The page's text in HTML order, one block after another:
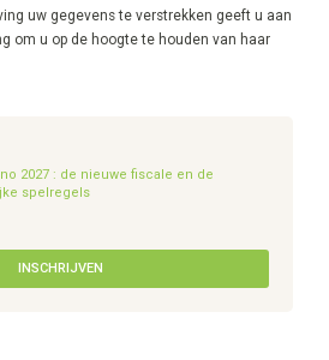
uw gegevens te verstrekken geeft u aan
om u op de hoogte te houden van haar
2027 : de nieuwe fiscale en de
spelregels
INSCHRIJVEN